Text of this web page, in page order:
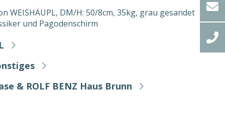
WEISHÄUPL, DM/H: 50/8cm, 35kg, grau gesandet
und Pagodenschirm
& ROLF BENZ Haus Brunn